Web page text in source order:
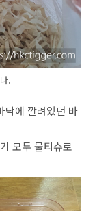
.
닥에 깔려있던 바
모두 물티슈로